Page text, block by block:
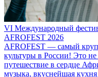
VI Международный
AFROFEST 2026
AFROFEST — самый
культуры в России! Это
путешествие в сердце
музыка, вкуснейшая